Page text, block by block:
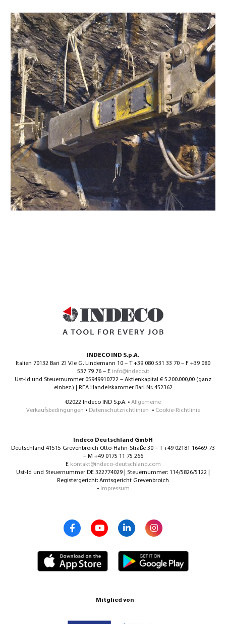
INDECO IND S.p.A.
Italien 70132 Bari ZI V.le G. Lindemann 10 – T +39 080 531 33 70 – F +39 080
537 79 76 – E info@indeco.it
Ust-Id und Steuernummer 05949910722 – Aktienkapital € 5.200.000,00 (ganz
einbez.) | REA Handelskammer Bari Nr. 452362
©2022 Indeco IND S.p.A. • Allgemeine
Verkaufsbedingungen • Datenschutzrichtlinien • Cookie-Richtlinie
Indeco Deutschland GmbH
Deutschland 41515 Grevenbroich Otto-Hahn-Straße 30 – T +49 02181 16469-73
– M +49 0175 11 75 266
E kontakt@indeco-deutschland.com
Ust-Id und Steuernummer DE 322774029 | Steuernummer: 114/5826/5122 |
Registergericht: Amtsgericht Grevenbroich
• Impressum
Mitglied von